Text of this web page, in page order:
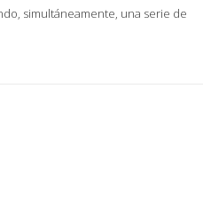
simultáneamente, una serie de